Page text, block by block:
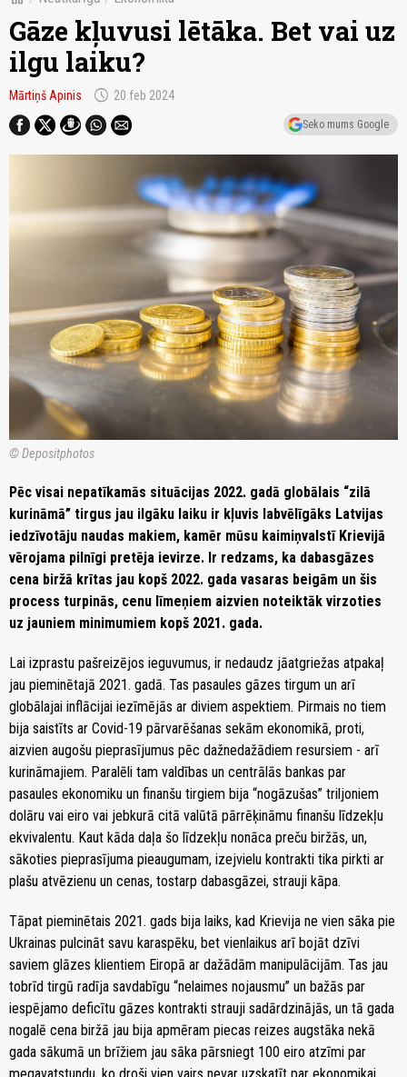
Gāze kļuvusi lētāka. Bet vai uz
ilgu laiku?
Mārtiņš Apinis schedule 20.feb 2024
Seko mums Google
© Depositphotos
Pēc visai nepatīkamās situācijas 2022. gadā globālais “zilā
kurināmā” tirgus jau ilgāku laiku ir kļuvis labvēlīgāks Latvijas
iedzīvotāju naudas makiem, kamēr mūsu kaimiņvalstī Krievijā
vērojama pilnīgi pretēja ievirze. Ir redzams, ka dabasgāzes
cena biržā krītas jau kopš 2022. gada vasaras beigām un šis
process turpinās, cenu līmeņiem aizvien noteiktāk virzoties
uz jauniem minimumiem kopš 2021. gada.
Lai izprastu pašreizējos ieguvumus, ir nedaudz jāatgriežas atpakaļ
jau pieminētajā 2021. gadā. Tas pasaules gāzes tirgum un arī
globālajai inflācijai iezīmējās ar diviem aspektiem. Pirmais no tiem
bija saistīts ar Covid-19 pārvarēšanas sekām ekonomikā, proti,
aizvien augošu pieprasījumus pēc dažnedažādiem resursiem - arī
kurināmajiem. Paralēli tam valdības un centrālās bankas par
pasaules ekonomiku un finanšu tirgiem bija “nogāzušas” triljoniem
dolāru vai eiro vai jebkurā citā valūtā pārrēķināmu finanšu līdzekļu
ekvivalentu. Kaut kāda daļa šo līdzekļu nonāca preču biržās, un,
sākoties pieprasījuma pieaugumam, izejvielu kontrakti tika pirkti ar
plašu atvēzienu un cenas, tostarp dabasgāzei, strauji kāpa.
Tāpat pieminētais 2021. gads bija laiks, kad Krievija ne vien sāka pie
Ukrainas pulcināt savu karaspēku, bet vienlaikus arī bojāt dzīvi
saviem glāzes klientiem Eiropā ar dažādām manipulācijām. Tas jau
tobrīd tirgū radīja savdabīgu “nelaimes nojausmu” un bažās par
iespējamo deficītu gāzes kontrakti strauji sadārdzinājās, un tā gada
nogalē cena biržā jau bija apmēram piecas reizes augstāka nekā
gada sākumā un brīžiem jau sāka pārsniegt 100 eiro atzīmi par